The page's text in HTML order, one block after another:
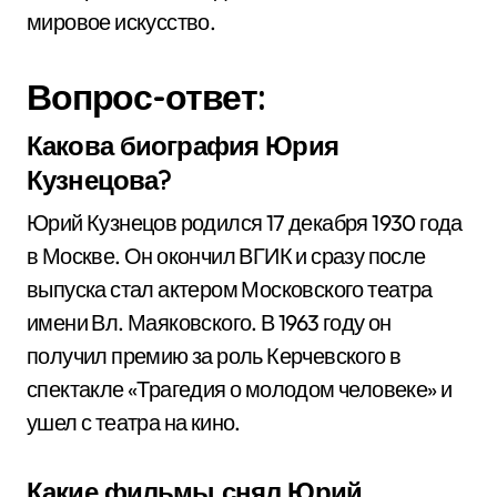
мировое искусство.
Вопрос-ответ:
Какова биография Юрия
Кузнецова?
Юрий Кузнецов родился 17 декабря 1930 года
в Москве. Он окончил ВГИК и сразу после
выпуска стал актером Московского театра
имени Вл. Маяковского. В 1963 году он
получил премию за роль Керчевского в
спектакле «Трагедия о молодом человеке» и
ушел с театра на кино.